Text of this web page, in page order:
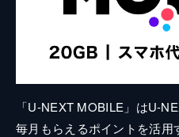
「U-NEXT MOBILE」はU-
毎月もらえるポイントを活